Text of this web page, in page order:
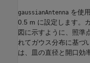
gaussianAntenna を使
0.5 m に設定します。
図に示すように、照準
れてガウス分布に基づ
は、皿の直径と開口効